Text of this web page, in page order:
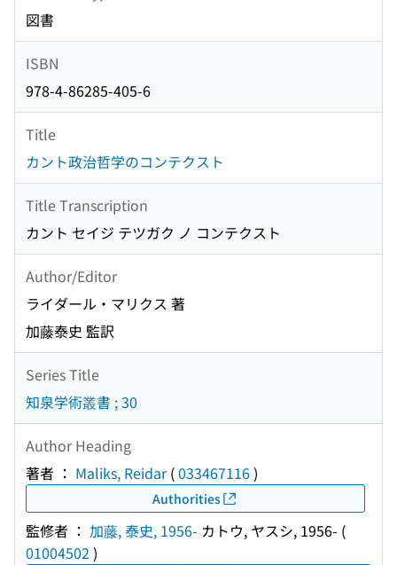
図書
ISBN
978-4-86285-405-6
Title
カント政治哲学のコンテクスト
Title Transcription
カント セイジ テツガク ノ コンテクスト
Author/Editor
ライダール・マリクス 著
加藤泰史 監訳
Series Title
知泉学術叢書 ; 30
Author Heading
著者 ： Maliks, Reidar(033467116)
Authorities
監修者 ： 加藤, 泰史, 1956- カトウ, ヤスシ, 1956- (
01004502 )